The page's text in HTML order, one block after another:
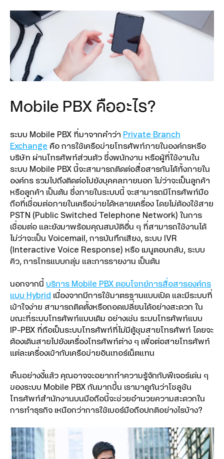
Workspace for Education
365
5G FWA
True Gigatex Fiber
Corporate Internet
Network Solution
TRUE SD-WAN
Ethernet Fiber
Domain Name & Web Hosting
Mobile PBX คืออะไร?
ระบบ Mobile PBX ที่มาจากคำว่า Private Branch
Exchange คือ การใช้เครือข่ายโทรศัพท์ภายในองค์กรหรือ
บริษัท ผ่านโทรศัพท์ส่วนตัว ซึ่งพนักงาน หรือผู้ที่ใช้งานใน
ระบบ Mobile PBX นี้จะสามารถติดต่อสื่อสารกันได้ทั้งภายใน
องค์กร รวมไปถึงติดต่อไปยังบุคคลภายนอก ไม่ว่าจะเป็นลูกค้า
หรือลูกค้า เป็นต้น ซึ่งภายในระบบนี้ จะสามารถมีโทรศัพท์มือ
ถือที่เชื่อมต่อภายในเครือข่ายได้หลายเครื่อง โดยไม่ต้องใช้สาย
PSTN (Public Switched Telephone Network) ในการ
เชื่อมต่อ และยังมาพร้อมคุณสมบัติอื่น ๆ ที่สามารถใช้งานได้
ไม่ว่าจะเป็น Voicemail, การบันทึกเสียง, ระบบ IVR
(Interactive Voice Response) หรือ เมนูตอบกลับ, ระบบ
คิว, การโทรแบบกลุ่ม และการรายงาน เป็นต้น
นอกจากนี้ บริการ Mobile PBX ตอบโจทย์การสื่อสารองค์กร
แบบ Hybrid เนื่องจากมีการใช้มาตรฐานแบบเปิด และมีระบบที่
เข้าใจง่าย สามารถติดตั้งหรือถอดเปลี่ยนได้อย่างสะดวก ใน
ขณะที่ระบบโทรศัพท์แบบเดิม อย่างเช่น ระบบโทรศัพท์แบบ
IP-PBX ที่ถือเป็นระบบโทรศัพท์ที่ไม่มีตู้ชุมสายโทรศัพท์ โดยจะ
ต้องเดินสายไปยังเครื่องโทรศัพท์ต่าง ๆ เพื่อต่อสายโทรศัพท์
แต่ละเครื่องเข้ากับเครือข่ายอินเทอร์เน็ตแทน
เห็นอย่างงี้แล้ว คุณอาจจะอยากทำความรู้จักกับฟีเจอร์เด่น ๆ
ของระบบ Mobile PBX กันมากขึ้น เรามาดูกันว่าโซลูชัน
โทรศัพท์สำนักงานบนมือถือนี้จะช่วยอำนวยความสะดวกใน
การทำธุรกิจ เหนือกว่าการใช้เบอร์มือถือปกติอย่างไรบ้าง?